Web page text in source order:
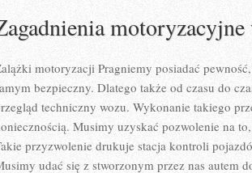
motoryzacyjne
motoryzacji Pragniemy posiadać
bezpieczny. Dlatego także od czasu do
techniczny wozu. Wykonanie takiego
Musimy uzyskać pozwolenie na
przyzwolenie drukuje stacja kontroli
udać się z stworzonym przez nas autem